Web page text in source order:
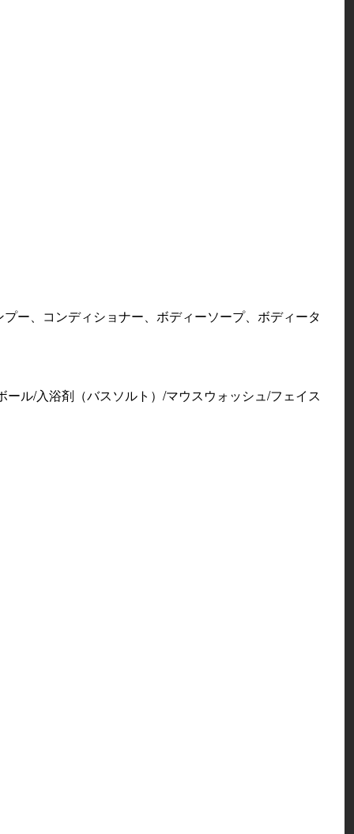
ー、コンディショナー、ボディーソープ、ボディータ
ル/入浴剤（バスソルト）/マウスウォッシュ/フェイス